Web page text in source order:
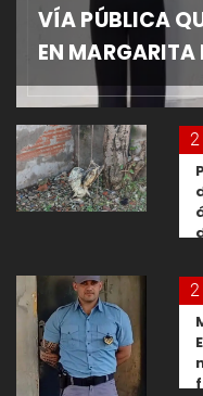
VÍA PÚBLICA
EN MARGARITA